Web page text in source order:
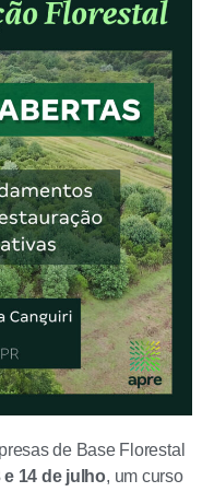
de Base Florestal
e 14 de julho, um curso